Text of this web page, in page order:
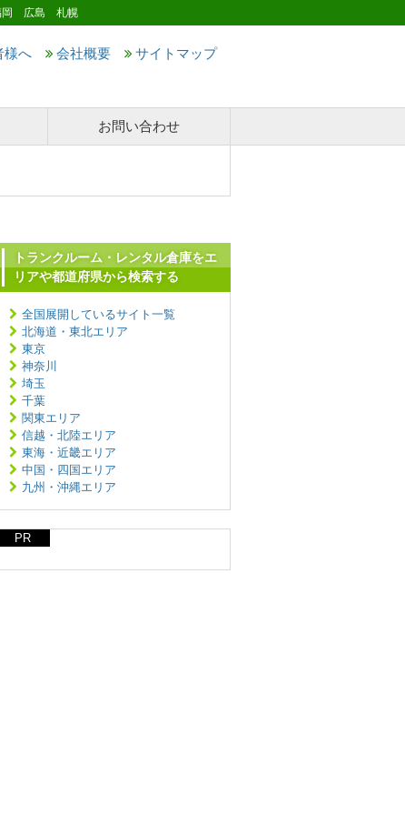
岡 広島 札幌
様へ 会社概要 サイトマップ
お問い合わせ
トランクルーム・レンタル倉庫をエ
リアや都道府県から検索する
全国展開しているサイト一覧
北海道・東北エリア
東京
神奈川
埼玉
千葉
関東エリア
信越・北陸エリア
東海・近畿エリア
中国・四国エリア
九州・沖縄エリア
PR